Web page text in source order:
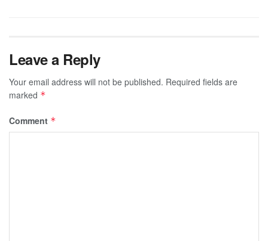
Leave a Reply
Your email address will not be published. Required fields are
marked *
Comment *